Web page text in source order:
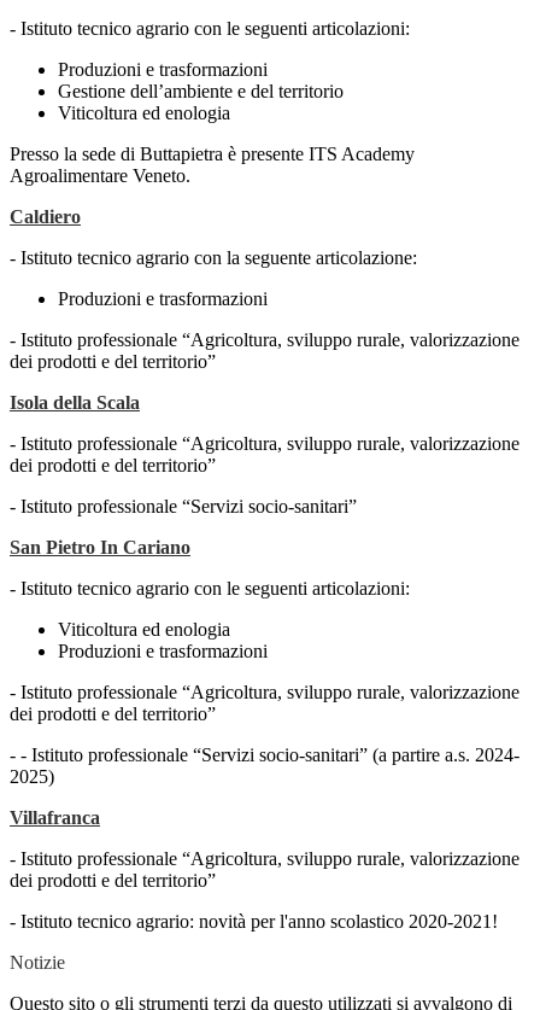
- Istituto tecnico agrario con le seguenti articolazioni:
Produzioni e trasformazioni
Gestione dell’ambiente e del territorio
Viticoltura ed enologia
Presso la sede di Buttapietra è presente ITS Academy
Agroalimentare Veneto.
Caldiero
- Istituto tecnico agrario con la seguente articolazione:
Produzioni e trasformazioni
- Istituto professionale “Agricoltura, sviluppo rurale, valorizzazione
dei prodotti e del territorio”
Isola della Scala
- Istituto professionale “Agricoltura, sviluppo rurale, valorizzazione
dei prodotti e del territorio”
- Istituto professionale “Servizi socio-sanitari”
San Pietro In Cariano
- Istituto tecnico agrario con le seguenti articolazioni:
Viticoltura ed enologia
Produzioni e trasformazioni
- Istituto professionale “Agricoltura, sviluppo rurale, valorizzazione
dei prodotti e del territorio”
- - Istituto professionale “Servizi socio-sanitari” (a partire a.s. 2024-
2025)
Villafranca
- Istituto professionale “Agricoltura, sviluppo rurale, valorizzazione
dei prodotti e del territorio”
- Istituto tecnico agrario: novità per l'anno scolastico 2020-2021!
Notizie
Questo sito o gli strumenti terzi da questo utilizzati si avvalgono di